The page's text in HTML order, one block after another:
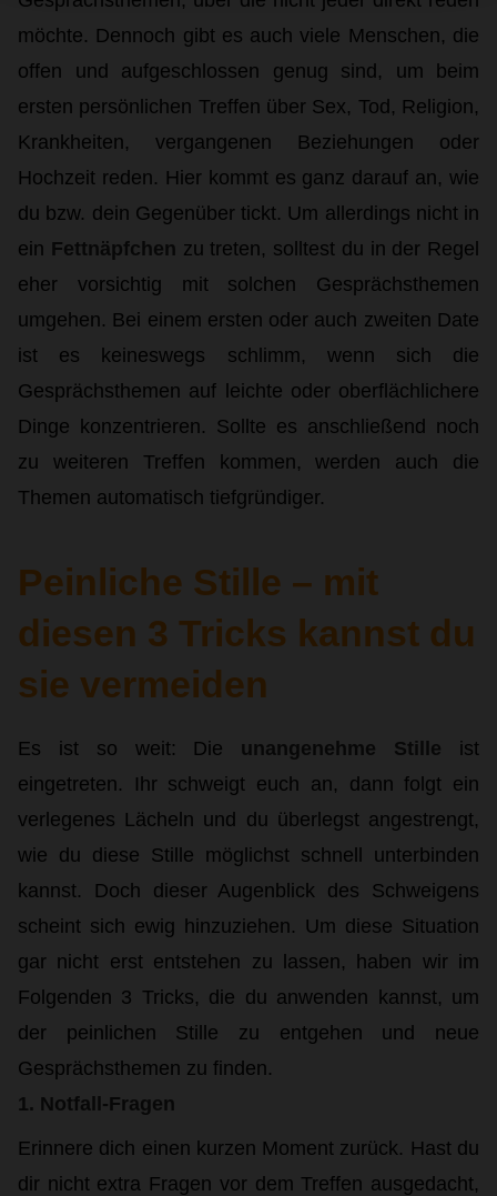
möchte. Dennoch gibt es auch viele Menschen, die
offen und aufgeschlossen genug sind, um beim
ersten persönlichen Treffen über Sex, Tod, Religion,
Krankheiten, vergangenen Beziehungen oder
Hochzeit reden. Hier kommt es ganz darauf an, wie
du bzw. dein Gegenüber tickt. Um allerdings nicht in
ein Fettnäpfchen zu treten, solltest du in der Regel
eher vorsichtig mit solchen Gesprächsthemen
umgehen. Bei einem ersten oder auch zweiten Date
ist es keineswegs schlimm, wenn sich die
Gesprächsthemen auf leichte oder oberflächlichere
Dinge konzentrieren. Sollte es anschließend noch
zu weiteren Treffen kommen, werden auch die
Themen automatisch tiefgründiger.
Peinliche Stille – mit
diesen 3 Tricks kannst du
sie vermeiden
Es ist so weit: Die unangenehme Stille ist
eingetreten. Ihr schweigt euch an, dann folgt ein
verlegenes Lächeln und du überlegst angestrengt,
wie du diese Stille möglichst schnell unterbinden
kannst. Doch dieser Augenblick des Schweigens
scheint sich ewig hinzuziehen. Um diese Situation
gar nicht erst entstehen zu lassen, haben wir im
Folgenden 3 Tricks, die du anwenden kannst, um
der peinlichen Stille zu entgehen und neue
Gesprächsthemen zu finden.
1. Notfall-Fragen
Erinnere dich einen kurzen Moment zurück. Hast du
dir nicht extra Fragen vor dem Treffen ausgedacht,